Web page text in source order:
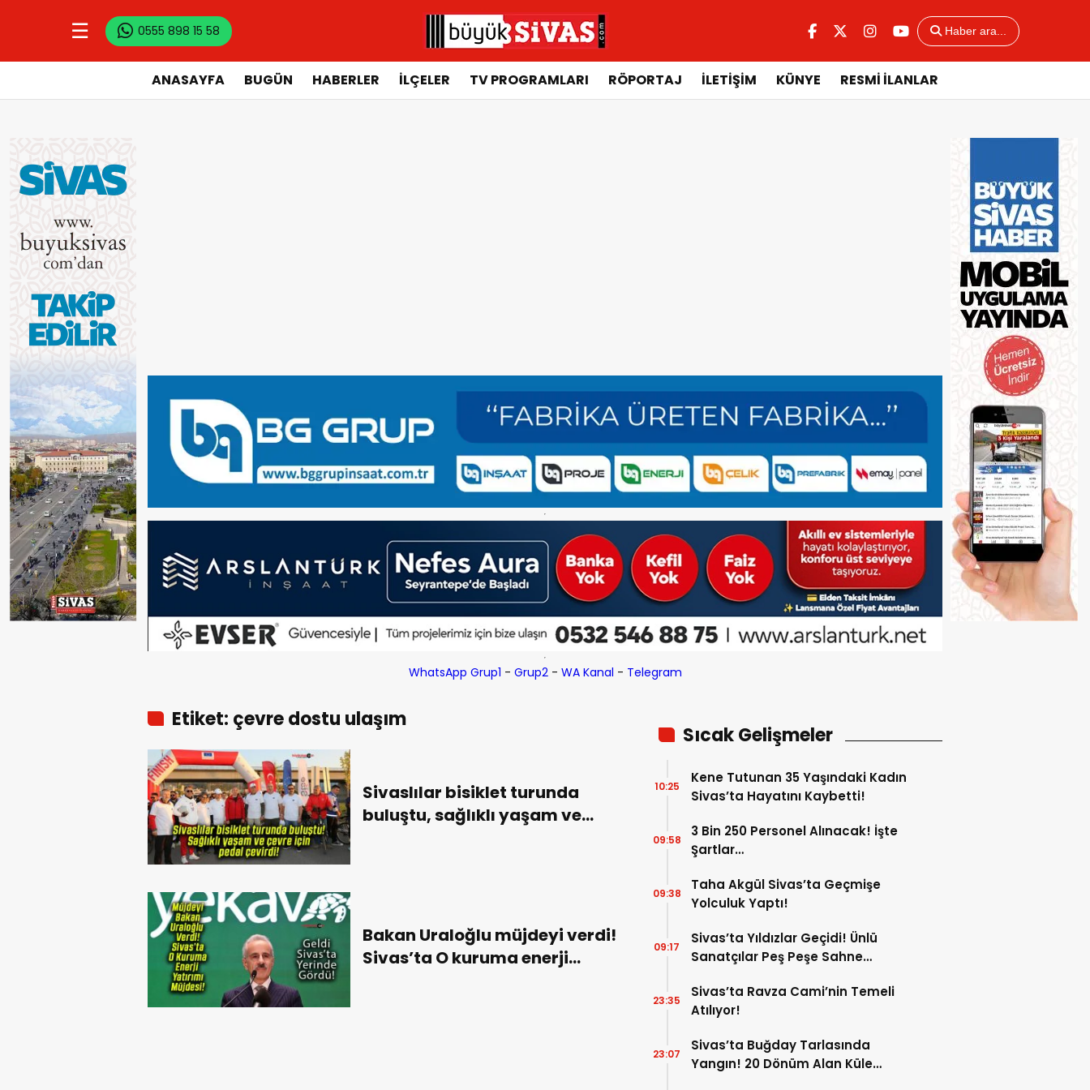
☰ 0555 898 15 58 Haber ara...
ANASAYFA BUGÜN HABERLER İLÇELER TV PROGRAMLARI RÖPORTAJ İLETİŞİM KÜNYE RESMİ İLANLAR
WhatsApp Grup1 - Grup2- WA Kanal - Telegram
Etiket: çevre dostu ulaşım
Sivaslılar bisiklet turunda
buluştu, sağlıklı yaşam ve
Bakan Uraloğlu müjdeyi verdi!
Sivas’ta O kuruma enerji
Sıcak Gelişmeler
Kene Tutunan 35 Yaşındaki Kadın
Sivas’ta Hayatını Kaybetti!
10:25
3 Bin 250 Personel Alınacak! İşte
Şartlar…
09:58
Taha Akgül Sivas’ta Geçmişe
Yolculuk Yaptı!
09:38
Sivas’ta Yıldızlar Geçidi! Ünlü
Sanatçılar Peş Peşe Sahne
09:17
Sivas’ta Ravza Cami’nin Temeli
Atılıyor!
23:35
Sivas’ta Buğday Tarlasında
Yangın! 20 Dönüm Alan Küle
23:07